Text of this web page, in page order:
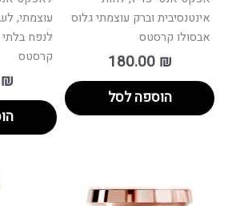
אינטנסיבית וברק עוצמתי גלוס
אבסולו קרסטס
180.00 ₪
הוספה לסל
עוצמתי,
לנפח בלתי
קרסטס
₪